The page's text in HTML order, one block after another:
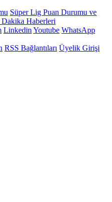
Süper Lig Puan Durumu ve
Dakika Haberleri
Linkedin Youtube WhatsApp
RSS Bağlantıları Üyelik Girişi